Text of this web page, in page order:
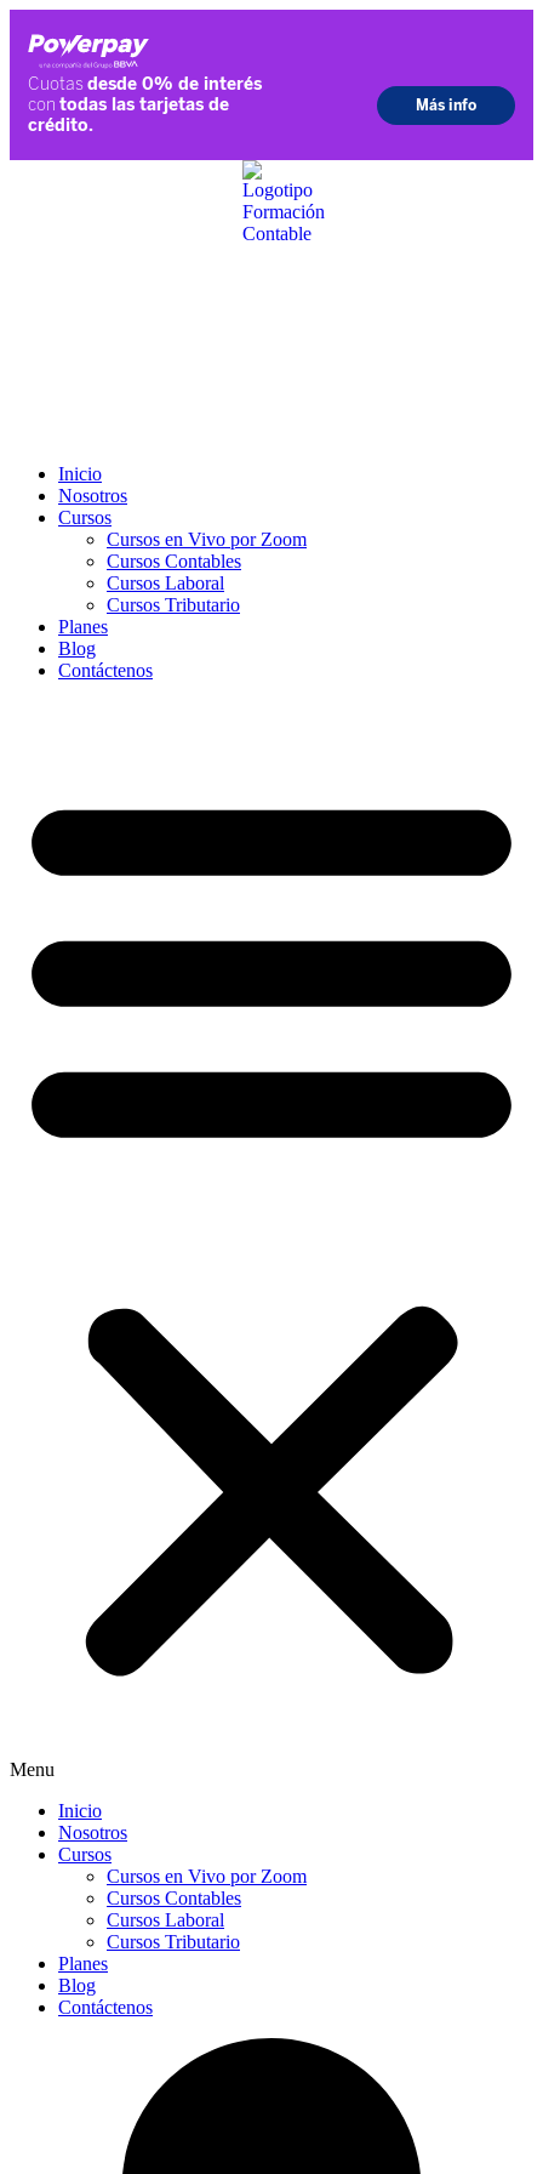
Inicio
Nosotros
Cursos
Cursos en Vivo por Zoom
Cursos Contables
Cursos Laboral
Cursos Tributario
Planes
Blog
Contáctenos
Menu
Inicio
Nosotros
Cursos
Cursos en Vivo por Zoom
Cursos Contables
Cursos Laboral
Cursos Tributario
Planes
Blog
Contáctenos